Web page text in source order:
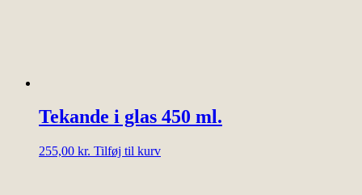
Tekande i glas 450 ml.
255,00 kr. Tilføj til kurv